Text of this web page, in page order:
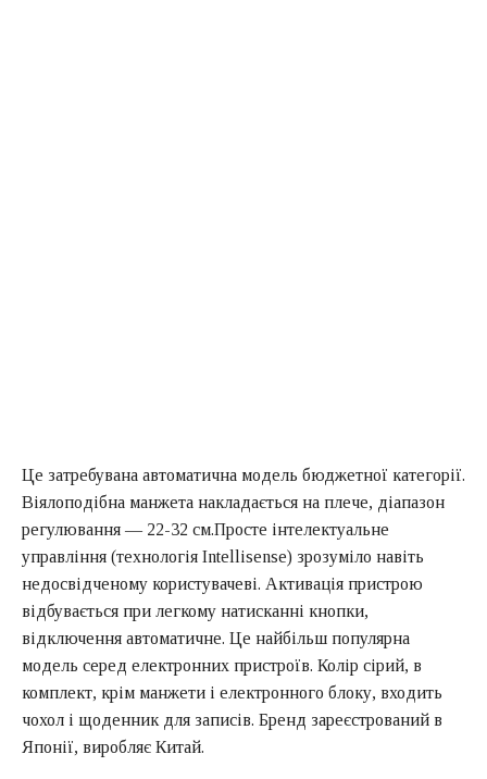
Це затребувана автоматична модель бюджетної категорії.
Віялоподібна манжета накладається на плече, діапазон
регулювання — 22-32 см.Просте інтелектуальне
управління (технологія Intellisense) зрозуміло навіть
недосвідченому користувачеві. Активація пристрою
відбувається при легкому натисканні кнопки,
відключення автоматичне. Це найбільш популярна
модель серед електронних пристроїв. Колір сірий, в
комплект, крім манжети і електронного блоку, входить
чохол і щоденник для записів. Бренд зареєстрований в
Японії, виробляє Китай.